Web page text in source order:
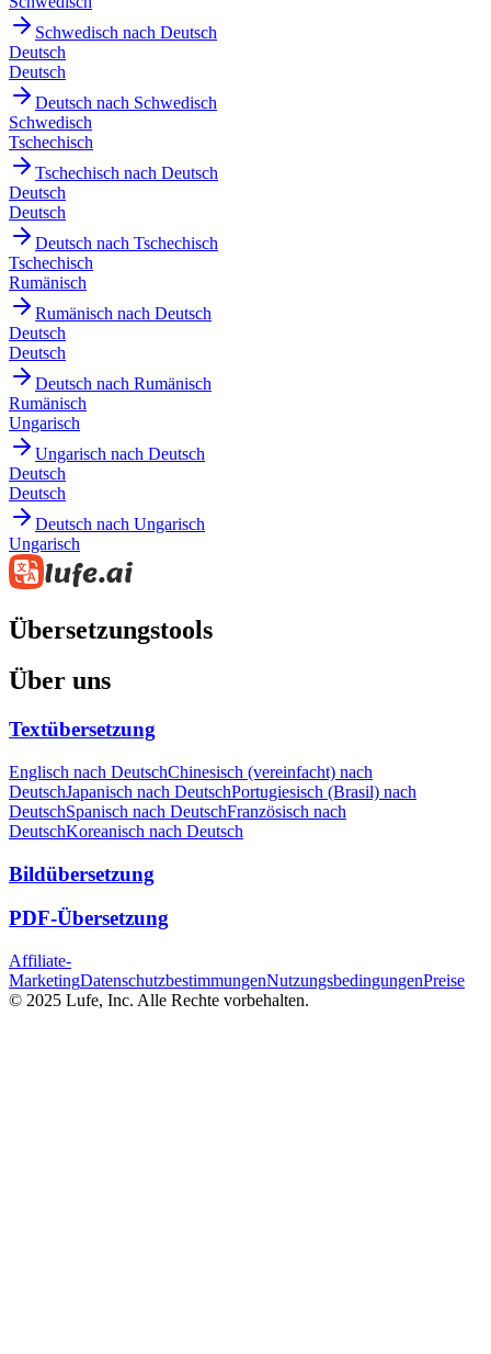
Schwedisch nach Deutsch
Deutsch
Deutsch
Deutsch nach Schwedisch
Schwedisch
Tschechisch
Tschechisch nach Deutsch
Deutsch
Deutsch
Deutsch nach Tschechisch
Tschechisch
Rumänisch
Rumänisch nach Deutsch
Deutsch
Deutsch
Deutsch nach Rumänisch
Rumänisch
Ungarisch
Ungarisch nach Deutsch
Deutsch
Deutsch
Deutsch nach Ungarisch
Ungarisch
Übersetzungstools
Über uns
Textübersetzung
Englisch nach DeutschChinesisch (vereinfacht) nach
DeutschJapanisch nach DeutschPortugiesisch (Brasil) nach
DeutschSpanisch nach DeutschFranzösisch nach
DeutschKoreanisch nach Deutsch
Bildübersetzung
PDF-Übersetzung
Affiliate-
MarketingDatenschutzbestimmungenNutzungsbedingungenPreise
© 2025 Lufe, Inc. Alle Rechte vorbehalten.